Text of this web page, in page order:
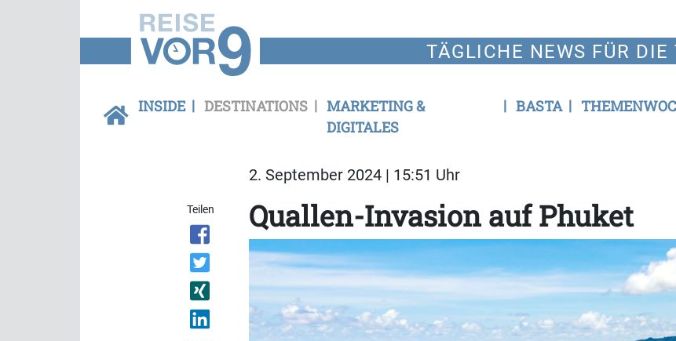
TÄGLICHE NEWS FÜR DIE
INSIDE DESTINATIONS
MARKETING &
DIGITALES
BASTA
2. September 2024 | 15:51 Uhr
Teilen Quallen-Invasion auf Phuket